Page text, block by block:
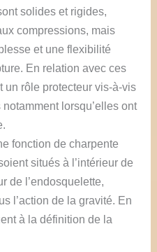
solides et rigides,
compressions, mais
et une flexibilité
En relation avec ces
un rôle protecteur vis-à-vis
lorsqu’elles ont
fonction de charpente
situés à l’intérieur de
de l’endosquelette,
l’action de la gravité. En
à la définition de la